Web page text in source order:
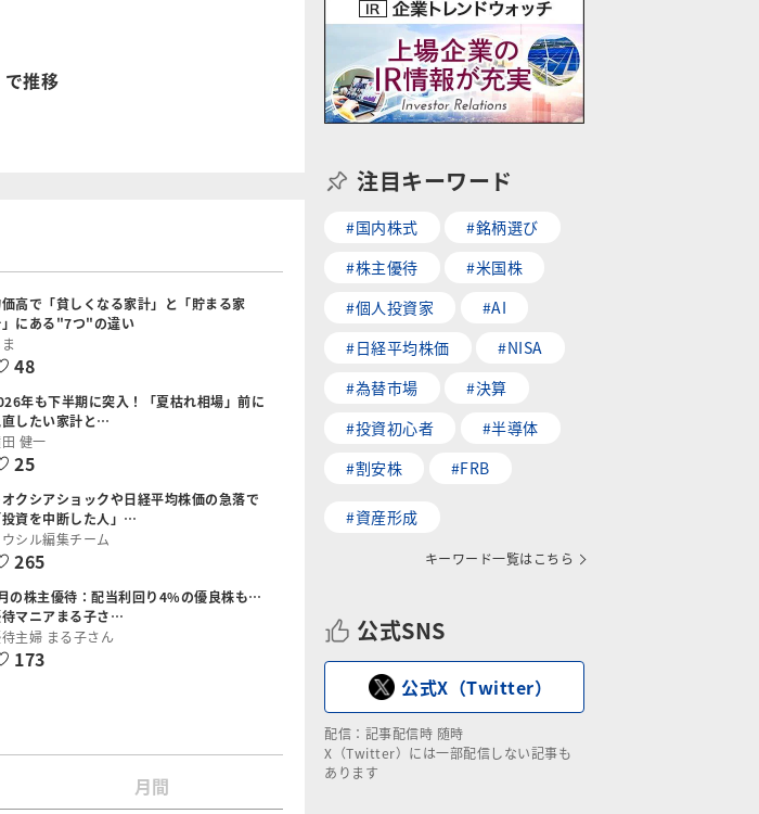
推移
高で「貧しくなる家計」と「貯まる家
にある"7つ"の違い
48
年も下半期に突入！「夏枯れ相場」前に
直したい家計と…
健一
25
クシアショックや日経平均株価の急落で
投資を中断した人」…
ウシル編集チーム
265
の株主優待：配当利回り4%の優良株も…
マニアまる子さ…
主婦 まる子さん
173
月間
注目キーワード
#国内株式
#銘柄選び
#株主優待
#米国株
#個人投資家
#AI
#日経平均株価
#NISA
#為替市場
#決算
#投資初心者
#半導体
#割安株
#FRB
#資産形成
キーワード一覧はこちら
公式SNS
公式X（Twitter）
配信：記事配信時 随時
X（Twitter）には一部配信しない記事も
あります